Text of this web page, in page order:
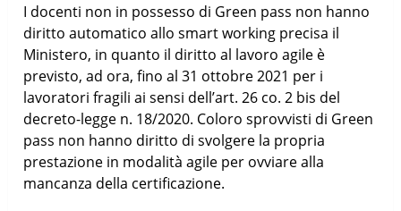
I docenti non in possesso di Green pass non hanno
diritto automatico allo smart working precisa il
Ministero, in quanto il diritto al lavoro agile è
previsto, ad ora, fino al 31 ottobre 2021 per i
lavoratori fragili ai sensi dell’art. 26 co. 2 bis del
decreto-legge n. 18/2020. Coloro sprovvisti di Green
pass non hanno diritto di svolgere la propria
prestazione in modalità agile per ovviare alla
mancanza della certificazione.